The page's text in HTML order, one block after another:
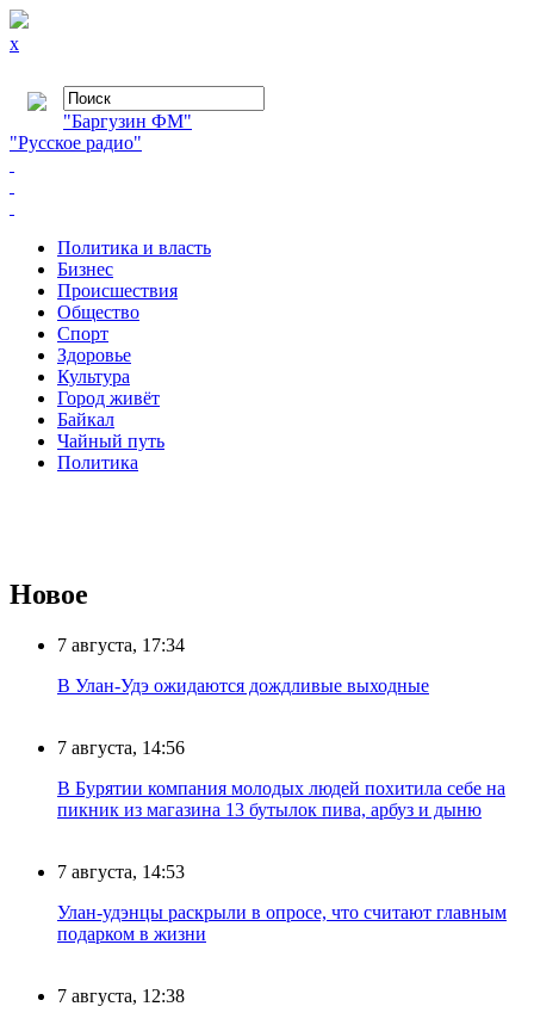
x
"Баргузин ФМ"
"Русское радио"
Политика и власть
Бизнес
Происшествия
Общество
Cпорт
Здоровье
Культура
Город живёт
Байкал
Чайный путь
Политика
Новое
7 августа, 17:34
В Улан-Удэ ожидаются дождливые выходные
7 августа, 14:56
В Бурятии компания молодых людей похитила себе на
пикник из магазина 13 бутылок пива, арбуз и дыню
7 августа, 14:53
Улан-удэнцы раскрыли в опросе, что считают главным
подарком в жизни
7 августа, 12:38